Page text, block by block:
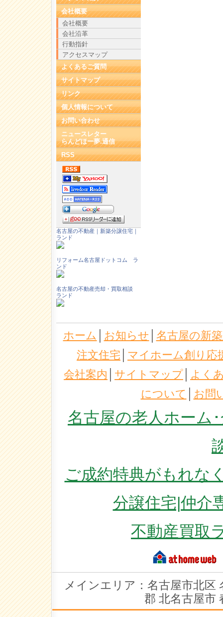
会社概要
会社概要
会社沿革
行動指針
アクセスマップ
よくあるご質問
サイトマップ
リンク
個人情報について
お問い合わせ
ニュースレター
らんどほー夢.通信
RSS
名古屋の不動産｜新築分譲住宅｜
ランド
リフォーム名古屋ドットコム ラ
ンド
名古屋の不動産売却・買取相談
ランド
ホーム お知らせ
名古屋の新
注文住宅
マイホーム創り応
会社案内
サイトマップ
よく
について
お問
名古屋の老人ホーム
ご成約特典がもれな
分譲住宅|仲介
不動産買取
メインエリア：名古屋市北区
郡 北名古屋市